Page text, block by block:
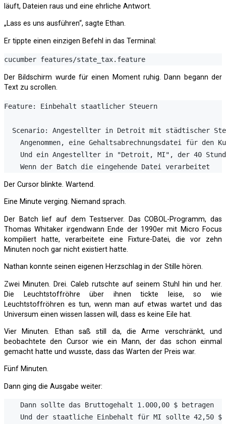
läuft, Dateien raus und eine ehrliche Antwort.
„Lass es uns ausführen“, sagte Ethan.
Er tippte einen einzigen Befehl in das Terminal:
Der Bildschirm wurde für einen Moment ruhig. Dann begann der
Text zu scrollen.
Feature: Einbehalt staatlicher Steuern
Scenario: Angestellter in Detroit mit städtischer
Angenommen, eine Gehaltsabrechnungsdatei für den
Und ein Angestellter in "Detroit, MI", der 40
Der Cursor blinkte. Wartend.
Eine Minute verging. Niemand sprach.
Der Batch lief auf dem Testserver. Das COBOL-Programm, das
Thomas Whitaker irgendwann Ende der 1990er mit Micro Focus
kompiliert hatte, verarbeitete eine Fixture-Datei, die vor zehn
Minuten noch gar nicht existiert hatte.
Nathan konnte seinen eigenen Herzschlag in der Stille hören.
Zwei Minuten. Drei. Caleb rutschte auf seinem Stuhl hin und her.
Die Leuchtstoffröhre über ihnen tickte leise, so wie
Leuchtstoffröhren es tun, wenn man auf etwas wartet und das
Universum einen wissen lassen will, dass es keine Eile hat.
Vier Minuten. Ethan saß still da, die Arme verschränkt, und
beobachtete den Cursor wie ein Mann, der das schon einmal
gemacht hatte und wusste, dass das Warten der Preis war.
Fünf Minuten.
Dann ging die Ausgabe weiter:
    Dann sollte das Bruttogehalt 1.000,00 $ betragen
Und der staatliche Einbehalt für MI sollte 42,50 $